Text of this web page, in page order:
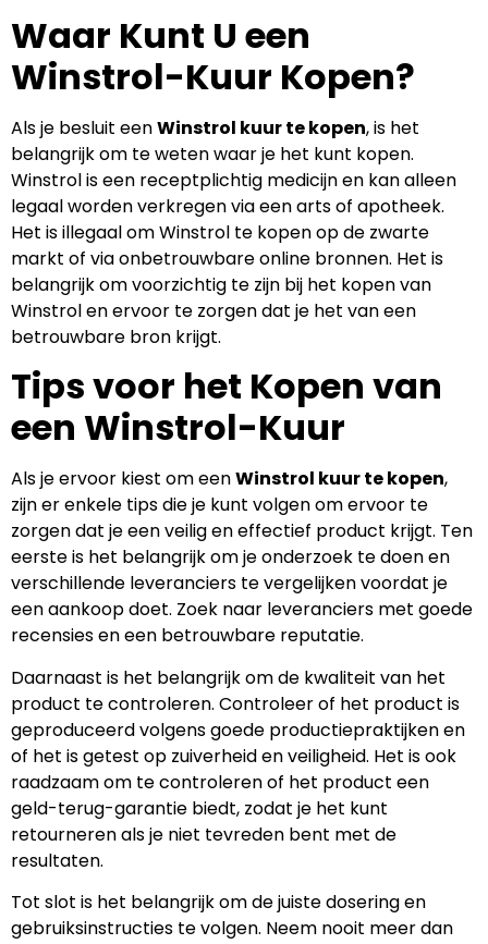
Waar Kunt U een
Winstrol-Kuur Kopen?
Als je besluit eenWinstrol kuur te kopen, is het
belangrijk om te weten waar je het kunt kopen.
Winstrol is een receptplichtig medicijn en kan alleen
legaal worden verkregen via een arts of apotheek.
Het is illegaal om Winstrol te kopen op de zwarte
markt of via onbetrouwbare online bronnen. Het is
belangrijk om voorzichtig te zijn bij het kopen van
Winstrol en ervoor te zorgen dat je het van een
betrouwbare bron krijgt.
Tips voor het Kopen van
een Winstrol-Kuur
Als je ervoor kiest om eenWinstrol kuur te kopen,
zijn er enkele tips die je kunt volgen om ervoor te
zorgen dat je een veilig en effectief product krijgt. Ten
eerste is het belangrijk om je onderzoek te doen en
verschillende leveranciers te vergelijken voordat je
een aankoop doet. Zoek naar leveranciers met goede
recensies en een betrouwbare reputatie.
Daarnaast is het belangrijk om de kwaliteit van het
product te controleren. Controleer of het product is
geproduceerd volgens goede productiepraktijken en
of het is getest op zuiverheid en veiligheid. Het is ook
raadzaam om te controleren of het product een
geld-terug-garantie biedt, zodat je het kunt
retourneren als je niet tevreden bent met de
resultaten.
Tot slot is het belangrijk om de juiste dosering en
gebruiksinstructies te volgen. Neem nooit meer dan